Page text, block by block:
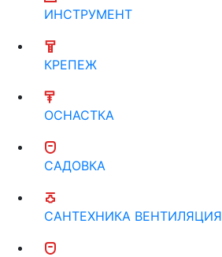
ИНСТРУМЕНТ
КРЕПЕЖ
ОСНАСТКА
САДОВКА
САНТЕХНИКА ВЕНТИЛЯЦИЯ